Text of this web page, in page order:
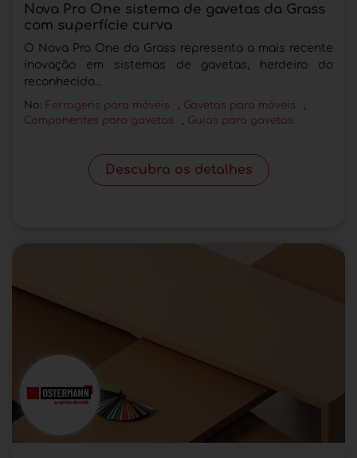
Nova Pro One sistema de gavetas da Grass
com superfície curva
O Nova Pro One da Grass representa a mais recente
inovação em sistemas de gavetas, herdeiro do
reconhecido...
No: Ferragens para móveis , Gavetas para móveis
,
Componentes para gavetas
, Guias para gavetas
Descubra os detalhes